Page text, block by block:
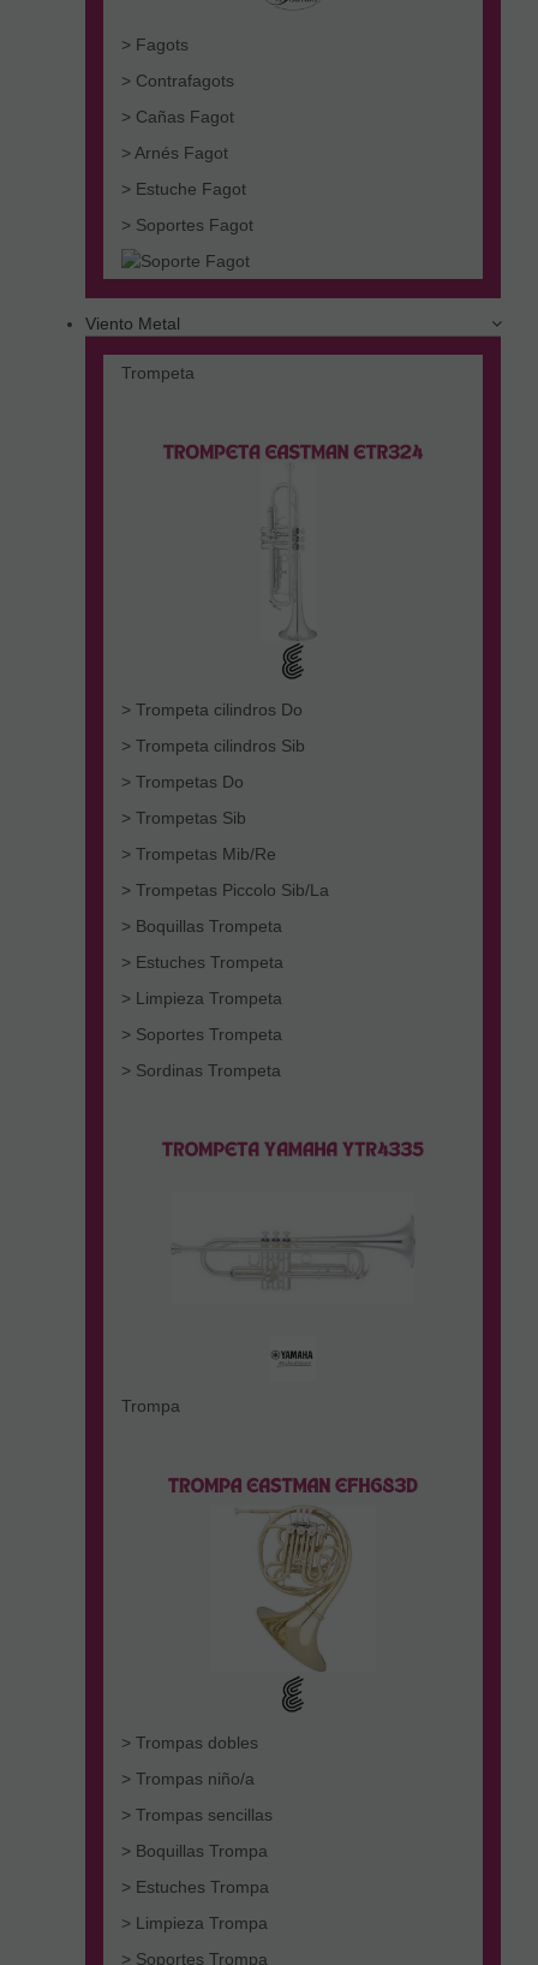
> Fagots
> Contrafagots
> Cañas Fagot
> Arnés Fagot
> Estuche Fagot
> Soportes Fagot
Viento Metal
Trompeta
> Trompeta cilindros Do
> Trompeta cilindros Sib
> Trompetas Do
> Trompetas Sib
> Trompetas Mib/Re
> Trompetas Piccolo Sib/La
> Boquillas Trompeta
> Estuches Trompeta
> Limpieza Trompeta
> Soportes Trompeta
> Sordinas Trompeta
Trompa
> Trompas dobles
> Trompas niño/a
> Trompas sencillas
> Boquillas Trompa
> Estuches Trompa
> Limpieza Trompa
> Soportes Trompa